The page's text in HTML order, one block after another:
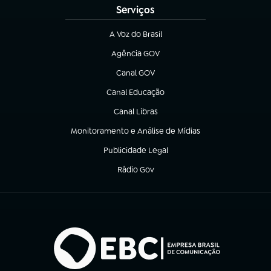
Serviços
A Voz do Brasil
(abre em nova aba)
Agência GOV
(abre em nova aba)
Canal GOV
(abre em nova aba)
Canal Educação
(abre em nova aba)
Canal Libras
(abre em nova aba)
Monitoramento e Análise de Mídias
(abre em nova aba)
Publicidade Legal
(abre em nova aba)
Rádio Gov
(abre em nova aba)